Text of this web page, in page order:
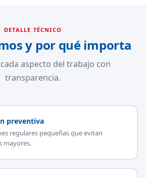
DETALLE TÉCNICO
y por qué importa
aspecto del trabajo con
transparencia.
preventiva
regulares pequeñas que evitan
mayores.